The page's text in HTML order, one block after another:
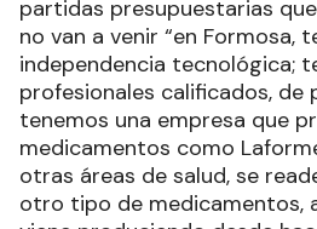
partidas presupuestarias
no van a venir “en Formosa,
independencia tecnológica;
profesionales calificados, de
tenemos una empresa que
medicamentos como
otras áreas de salud, se
otro tipo de medicamentos,